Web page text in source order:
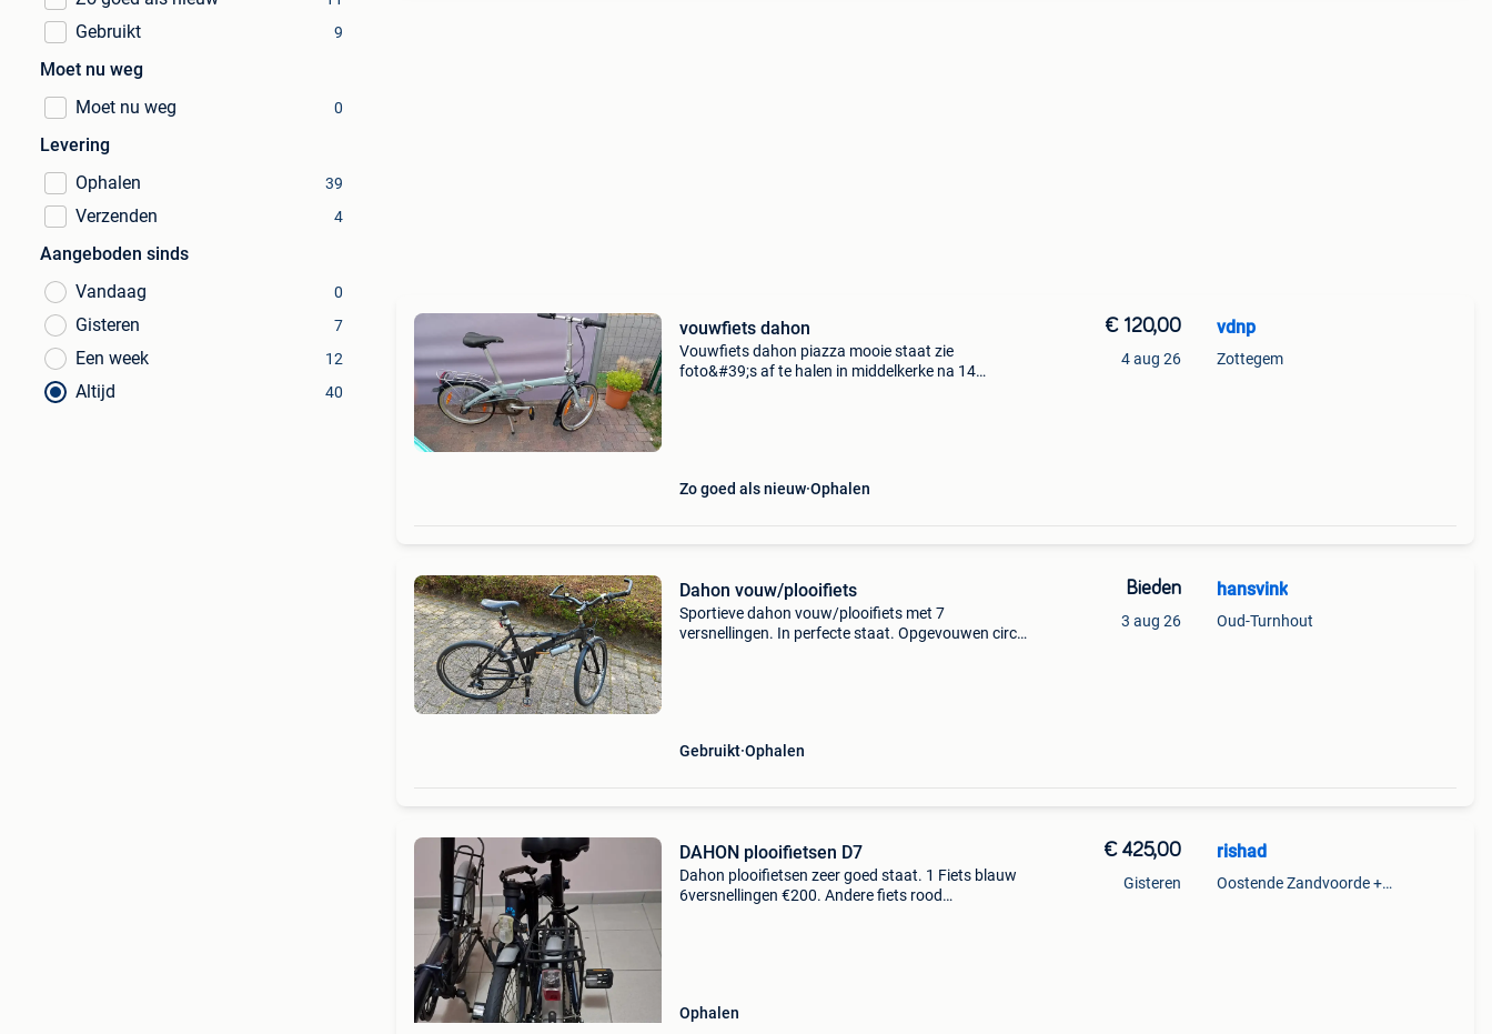
Gebruikt 9
Moet nu weg
Moet nu weg
0
Levering
Ophalen
39
Verzenden 4
Aangeboden sinds
Vandaag
0
Gisteren 7
Een week 12
Altijd 40
vouwfiets dahon
Vouwfiets dahon piazza mooie staat zie
foto&#39;s af te halen in middelkerke na 14
Zo goed als nieuw Ophalen
€ 120,00
4 aug 26
vdnp
Zottegem
Dahon vouw/plooifiets
Sportieve dahon vouw/plooifiets met 7
versnellingen. In perfecte staat. Opgevouwen circa
Gebruikt Ophalen
Bieden
3 aug 26
hansvink
Oud-Turnhout
DAHON plooifietsen D7
Dahon plooifietsen zeer goed staat. 1 Fiets blauw
6versnellingen €200. Andere fiets rood
Ophalen
€ 425,00
Gisteren
rishad
Oostende Zandvoorde +Oostende